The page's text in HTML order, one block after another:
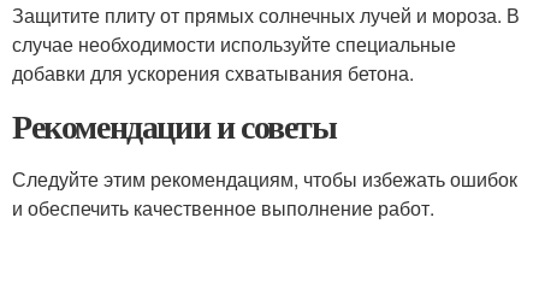
Защитите плиту от прямых солнечных лучей и мороза. В
случае необходимости используйте специальные
добавки для ускорения схватывания бетона.
Рекомендации и советы
Следуйте этим рекомендациям, чтобы избежать ошибок
и обеспечить качественное выполнение работ.